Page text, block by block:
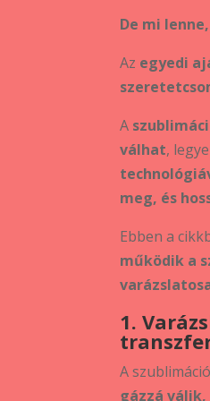
De mi
Az egyedi
A
válhat,
meg, és
Ebben a
működik a
1.
A
gázzá